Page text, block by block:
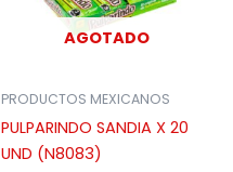
AGOTADO
PRODUCTOS MEXICANOS
PULPARINDO SANDIA X 20
UND (N8083)